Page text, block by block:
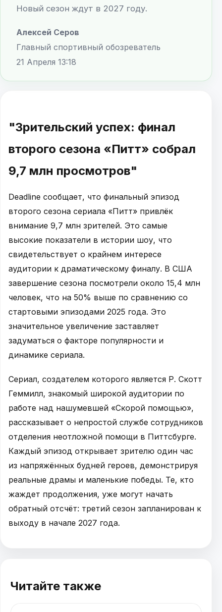
Новый сезон ждут в 2027 году.
Алексей Серов
Главный спортивный обозреватель
21 Апреля 13:18
"Зрительский успех: финал
второго сезона «Питт» собрал
9,7 млн просмотров"
Deadline сообщает, что финальный эпизод
второго сезона сериала «Питт» привлёк
внимание 9,7 млн зрителей. Это самые
высокие показатели в истории шоу, что
свидетельствует о крайнем интересе
аудитории к драматическому финалу. В США
завершение сезона посмотрели около 15,4 млн
человек, что на 50% выше по сравнению со
стартовыми эпизодами 2025 года. Это
значительное увеличение заставляет
задуматься о факторе популярности и
динамике сериала.
Сериал, создателем которого является Р. Скотт
Геммилл, знакомый широкой аудитории по
работе над нашумевшей «Скорой помощью»,
рассказывает о непростой службе сотрудников
отделения неотложной помощи в Питтсбурге.
Каждый эпизод открывает зрителю один час
из напряжённых будней героев, демонстрируя
реальные драмы и маленькие победы. Те, кто
жаждет продолжения, уже могут начать
обратный отсчёт: третий сезон запланирован к
выходу в начале 2027 года.
Читайте также